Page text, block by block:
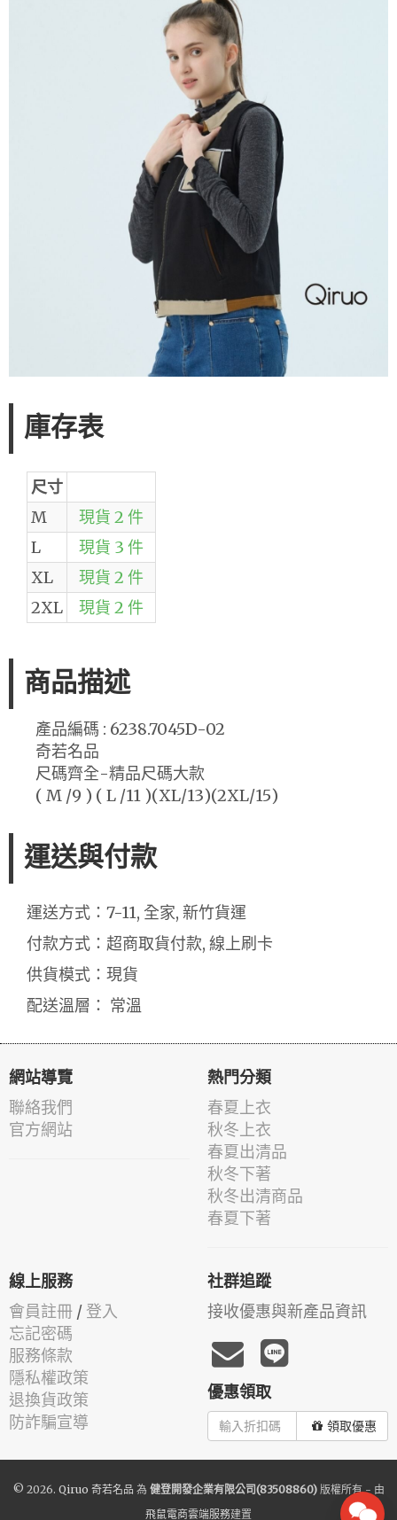
庫存表
尺寸
M
現貨 2 件
L
現貨 3 件
XL
現貨 2 件
2XL
現貨 2 件
商品描述
產品編碼 : 6238.7045D-02
奇若名品
尺碼齊全-精品尺碼大款
( M /9 ) ( L /11 )(XL/13)(2XL/15)
運送與付款
運送方式：7-11, 全家, 新竹貨運
付款方式：超商取貨付款, 線上刷卡
供貨模式：現貨
配送溫層： 常溫
網站導覽
聯絡我們
官方網站
熱門分類
春夏上衣
秋冬上衣
春夏出清品
秋冬下著
秋冬出清商品
春夏下著
線上服務
會員註冊 / 登入
忘記密碼
服務條款
隱私權政策
退換貨政策
防詐騙宣導
社群追蹤
接收優惠與新產品資訊
優惠領取
領取優惠
© 2026. Qiruo 奇若名品 為 健登開發企業有限公司(83508860)版權所有 - 由
飛鼠電商雲端服務建置